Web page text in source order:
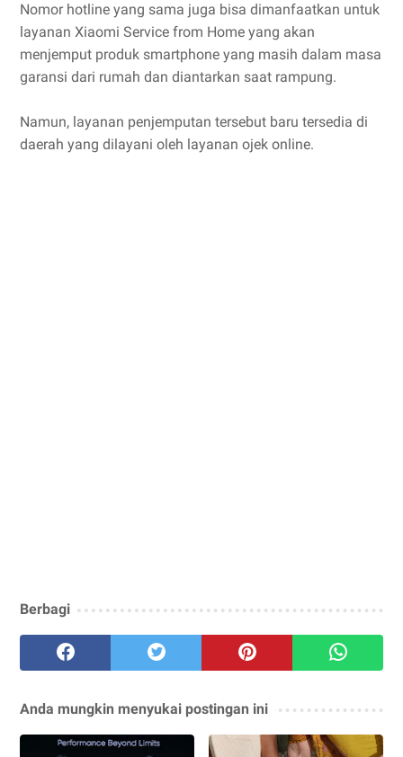
Nomor hotline yang sama juga bisa dimanfaatkan untuk
layanan Xiaomi Service from Home yang akan
menjemput produk smartphone yang masih dalam masa
garansi dari rumah dan diantarkan saat rampung.
Namun, layanan penjemputan tersebut baru tersedia di
daerah yang dilayani oleh layanan ojek online.
Berbagi
Anda mungkin menyukai postingan ini